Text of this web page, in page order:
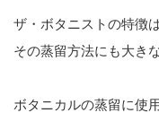
ザ・ボタニストの特徴
その蒸留方法にも大き
ボタニカルの蒸留に使